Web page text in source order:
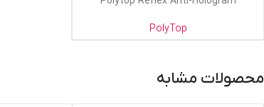
PolyTop
محصولات مشابه